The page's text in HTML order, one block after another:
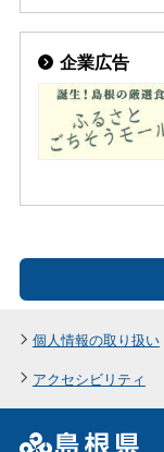
企業広告
個人情報の取り扱い
アクセシビリティ